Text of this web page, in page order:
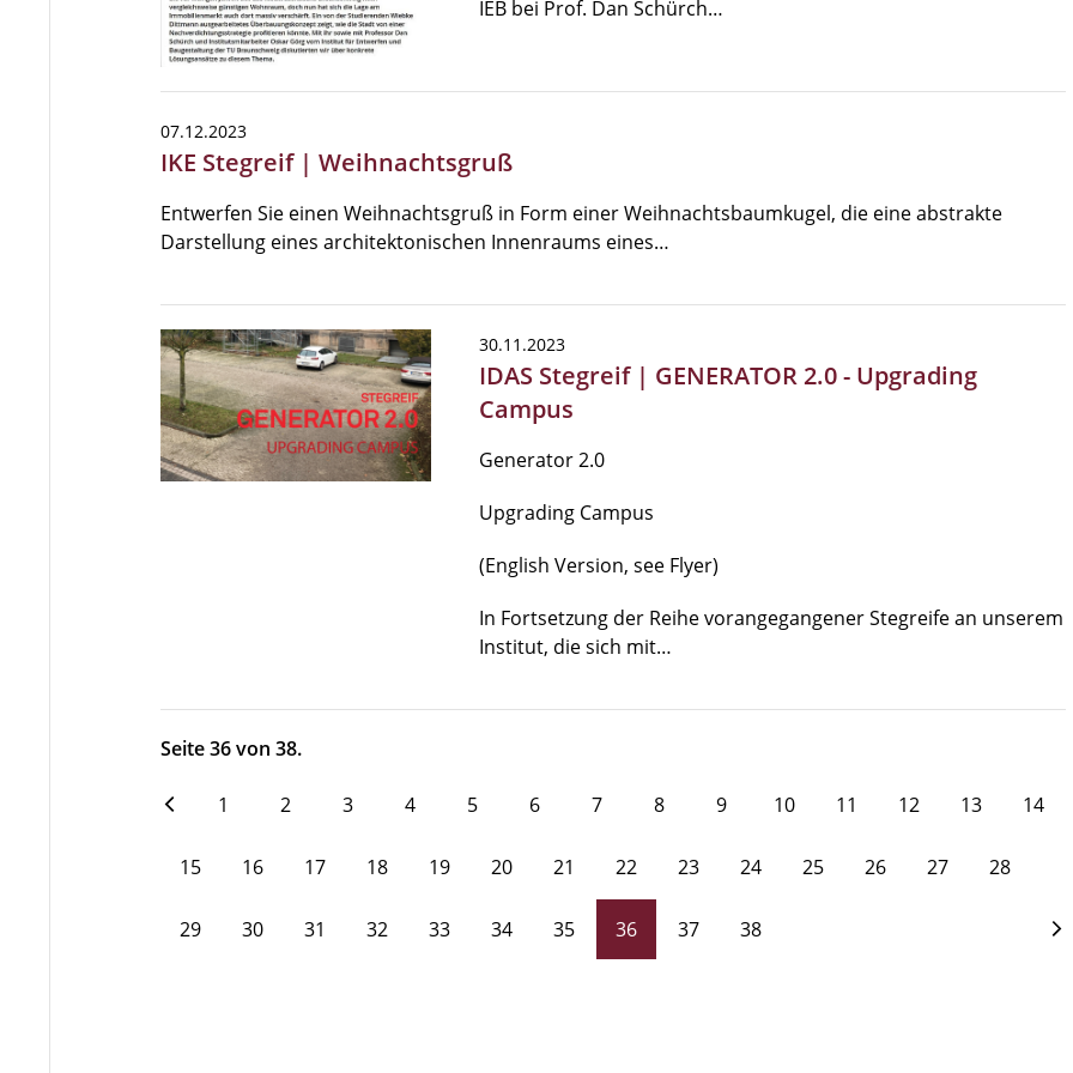
IEB bei Prof. Dan Schürch…
07.12.2023
IKE Stegreif | Weihnachtsgruß
Entwerfen Sie einen Weihnachtsgruß in Form einer Weihnachtsbaumkugel, die eine abstrakte
Darstellung eines architektonischen Innenraums eines…
30.11.2023
IDAS Stegreif | GENERATOR 2.0 - Upgrading
Campus
Generator 2.0
Upgrading Campus
(English Version, see Flyer)
In Fortsetzung der Reihe vorangegangener Stegreife an unserem
Institut, die sich mit…
Seite 36 von 38.
1 2 3 4 5 6 7 8 9 10 11 12 13 14
15 16 17 18 19 20 21 22 23 24 25 26 27 28
29 30 31 32 33 34 35 36 37 38